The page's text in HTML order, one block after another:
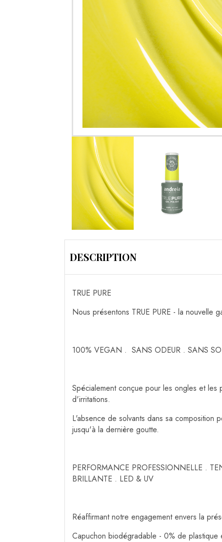
DESCRIPTION
TRUE PURE
Nous présentons TRUE PURE - la nouvelle
100% VEGAN . SANS ODEUR . SANS
Spécialement conçue pour les ongles et
d'irritations.
L'absence de solvants dans sa composition
jusqu'à la dernière goutte.
PERFORMANCE PROFESSIONNELLE .
BRILLANTE . LED & UV
Réaffirmant notre engagement envers la
Capuchon biodégradable - 0% de